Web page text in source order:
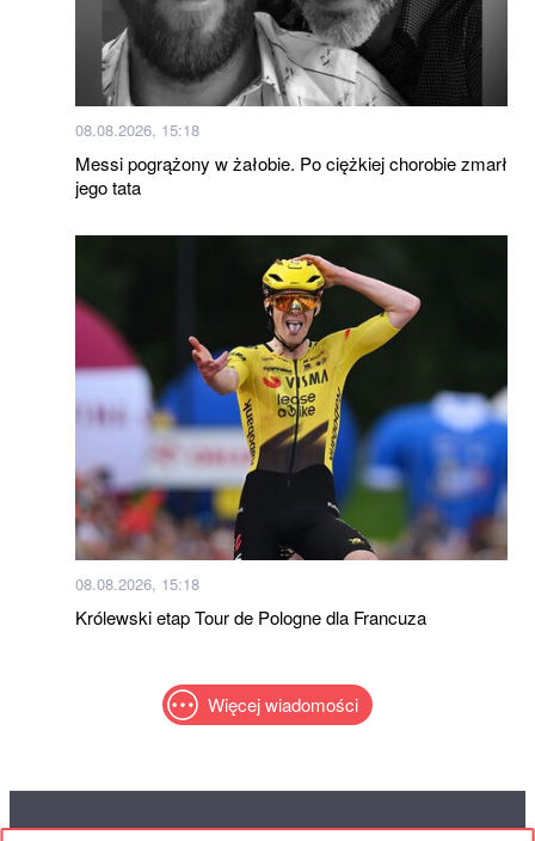
08.08.2026, 15:18
Messi pogrążony w żałobie. Po ciężkiej chorobie zmarł
jego tata
08.08.2026, 15:18
Królewski etap Tour de Pologne dla Francuza
Więcej wiadomości